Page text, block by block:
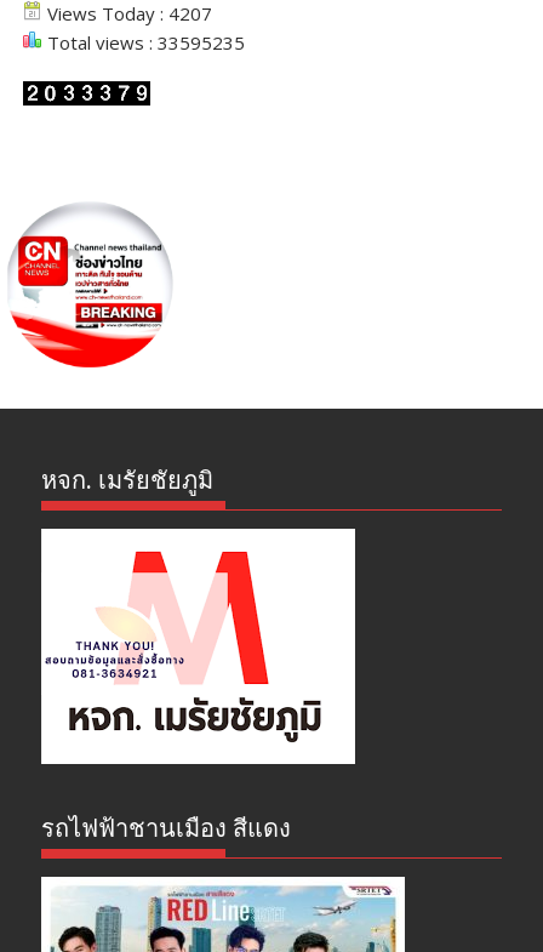
Views Today : 4207
Total views : 33595235
หจก. เมรัยชัยภูมิ
รถไฟฟ้าชานเมือง สีแดง